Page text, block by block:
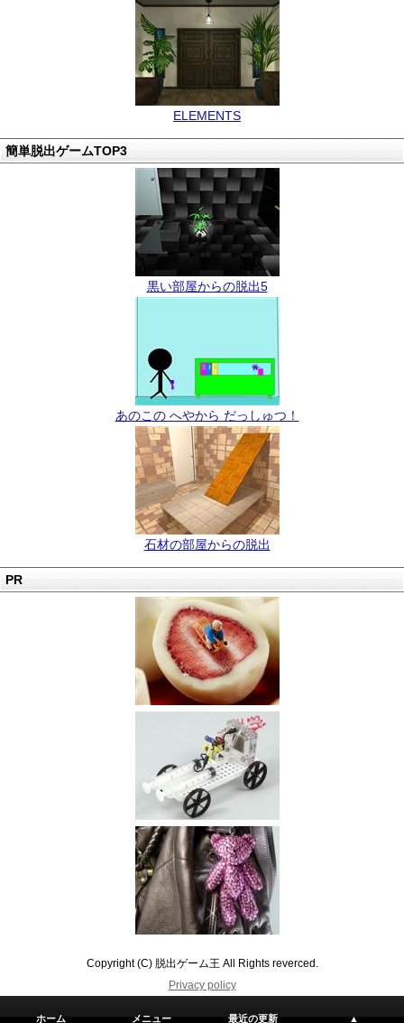
ELEMENTS
簡単脱出ゲームTOP3
黒い部屋からの脱出5
あのこの へやから だっしゅつ！
石材の部屋からの脱出
PR
Copyright (C) 脱出ゲーム王 All Rights reverced.
Privacy policy
ホーム メニュー 最近の更新 ▲